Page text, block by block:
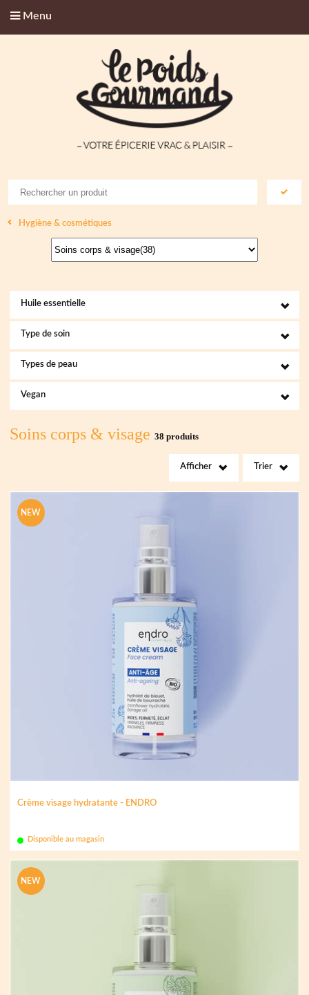
Menu
Hygiène & cosmétiques
Huile essentielle
Type de soin
Types de peau
Vegan
Soins corps & visage 38 produits
Afficher Trier
Crème visage hydratante - ENDRO
Disponible au magasin
NEW
NEW